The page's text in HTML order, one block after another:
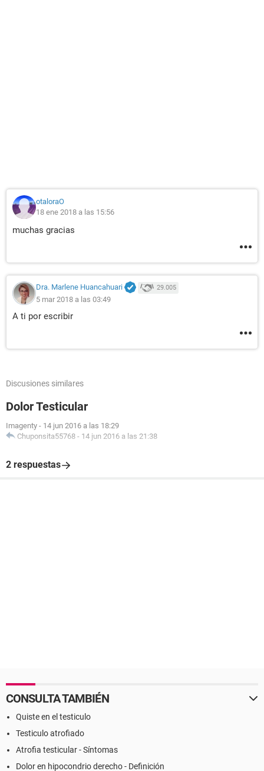
otaloraO
18 ene 2018 a las 15:56
muchas gracias
Dra. Marlene Huancahuari 29.005
5 mar 2018 a las 03:49
A ti por escribir
Discusiones similares
Dolor Testicular
Imagenty - 14 jun 2016 a las 18:29
Chuponsita55768 - 14 jun 2016 a las 21:38
2 respuestas
CONSULTA TAMBIÉN
Quiste en el testiculo
Testiculo atrofiado
Atrofia testicular - Síntomas
Dolor en hipocondrio derecho - Definición